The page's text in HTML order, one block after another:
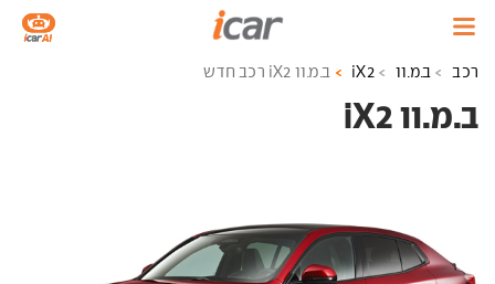
רכב ב.מ.וו iX2 ב.מ.וו iX2 רכב חדש
ב.מ.וו iX2 ‏